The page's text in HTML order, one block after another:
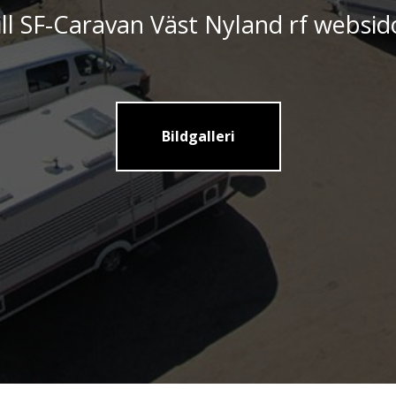
SF-Caravan Väst Nyland rf
Bildgalleri